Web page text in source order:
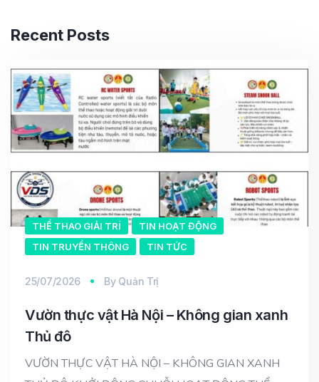
Recent Posts
THỂ THAO GIẢI TRÍ
TIN HOẠT ĐỘNG
TIN TRUYỀN THÔNG
TIN TỨC
25/07/2026 By Quản Trị
Vườn thực vật Hà Nội – Không gian xanh
Thủ đô
VƯỜN THỰC VẬT HÀ NỘI – KHÔNG GIAN XANH